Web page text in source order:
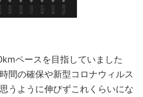
ペースを目指していました
間の確保や新型コロナウィルス
うように伸びずこれくらいにな